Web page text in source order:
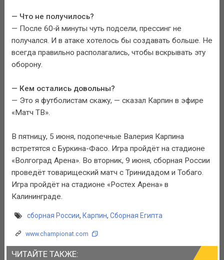
— Что не получилось?
— После 60‑й минуты чуть подсели, прессинг не
получался. И в атаке хотелось бы создавать больше. Не
всегда правильно располагались, чтобы вскрывать эту
оборону.
— Кем остались довольны?
— Это я футболистам скажу, — сказал Карпин в эфире
«Матч ТВ».
В пятницу, 5 июня, подопечные Валерия Карпина
встретятся с Буркина-Фасо. Игра пройдёт на стадионе
«Волгоград Арена». Во вторник, 9 июня, сборная России
проведёт товарищеский матч с Тринидадом и Тобаго.
Игра пройдёт на стадионе «Ростех Арена» в
Калининграде.
сборная России, Карпин, Сборная Египта
www.championat.com
ЧИТАЙТЕ ТАКЖЕ: